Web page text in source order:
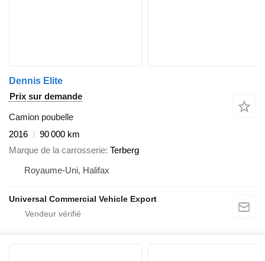
Dennis Elite
Prix sur demande
Camion poubelle
2016
90 000 km
Marque de la carrosserie Terberg
Royaume-Uni, Halifax
Universal Commercial Vehicle Export